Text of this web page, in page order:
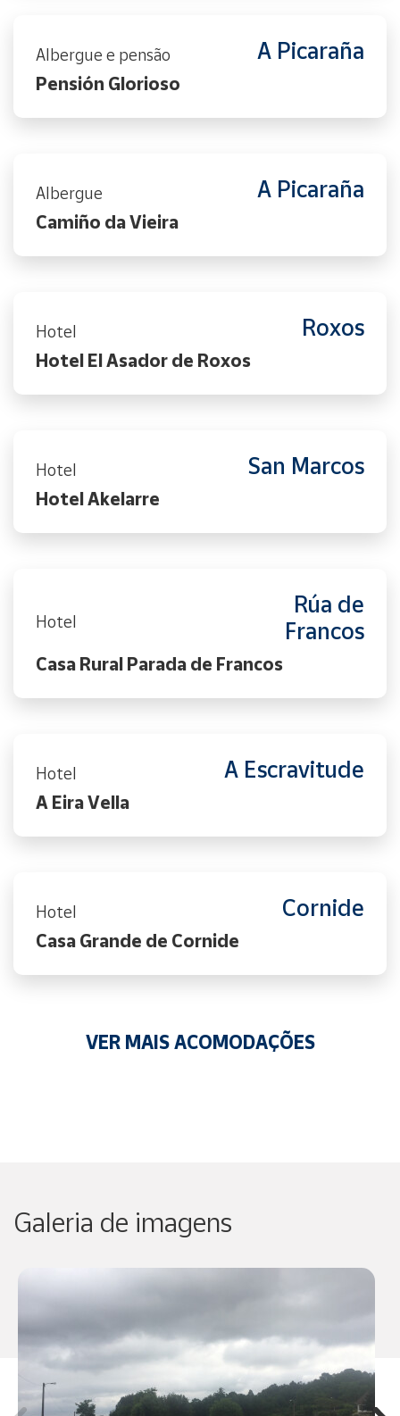
Albergue e pensão A Picaraña
Pensión Glorioso
Albergue A Picaraña
Camiño da Vieira
Hotel Roxos
Hotel El Asador de Roxos
Hotel San Marcos
Hotel Akelarre
Hotel
Rúa de
Francos
Casa Rural Parada de Francos
Hotel A Escravitude
A Eira Vella
Hotel Cornide
Casa Grande de Cornide
VER MAIS ACOMODAÇÕES
Galeria de imagens